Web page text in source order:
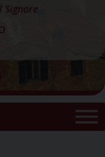
Signore